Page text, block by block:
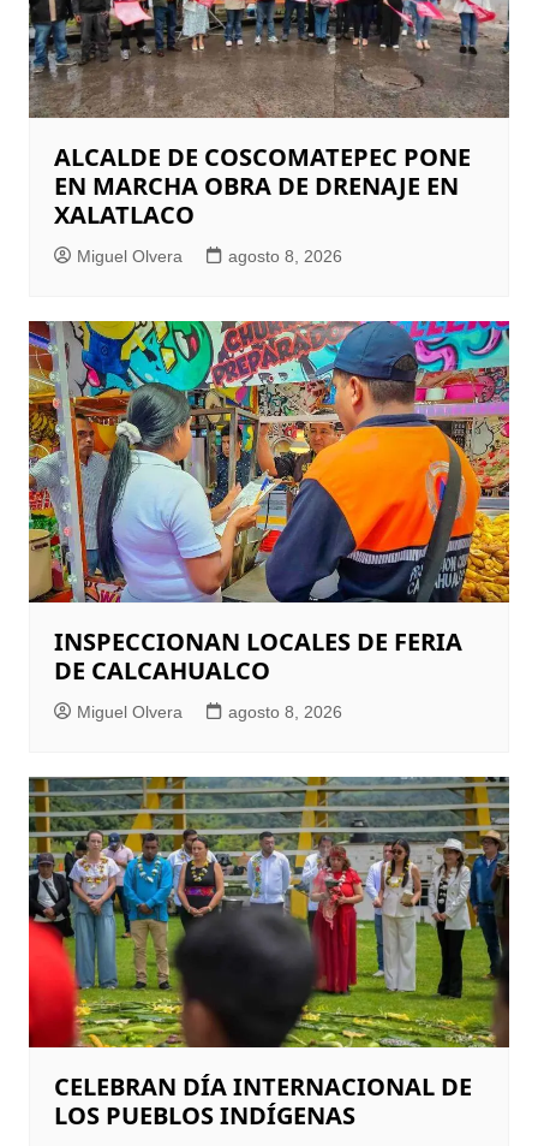
ALCALDE DE COSCOMATEPEC PONE
EN MARCHA OBRA DE DRENAJE EN
XALATLACO
Miguel Olvera agosto 8, 2026
INSPECCIONAN LOCALES DE FERIA
DE CALCAHUALCO
Miguel Olvera agosto 8, 2026
CELEBRAN DÍA INTERNACIONAL DE
LOS PUEBLOS INDÍGENAS